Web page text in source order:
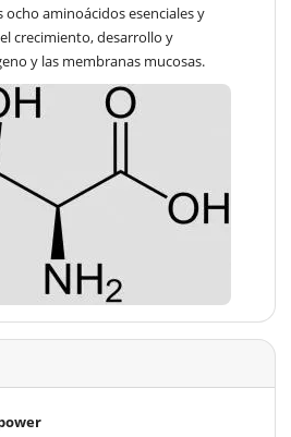
aminoácidos esenciales y
crecimiento, desarrollo y
y las membranas mucosas.